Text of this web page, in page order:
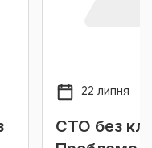
22 липня
СТО без